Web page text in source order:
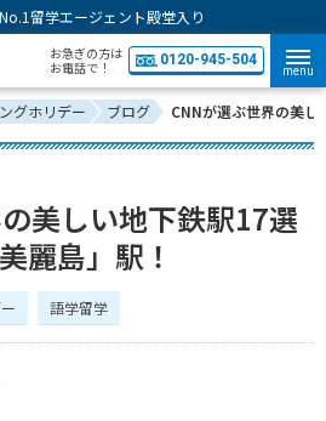
留学エージェント殿堂入り
お急ぎの方は
お電話で！
0120-945-504
menu
グホリデー ブログ CNNが選ぶ世界の美
美しい地下鉄駅17選
麗島」駅！
語学留学